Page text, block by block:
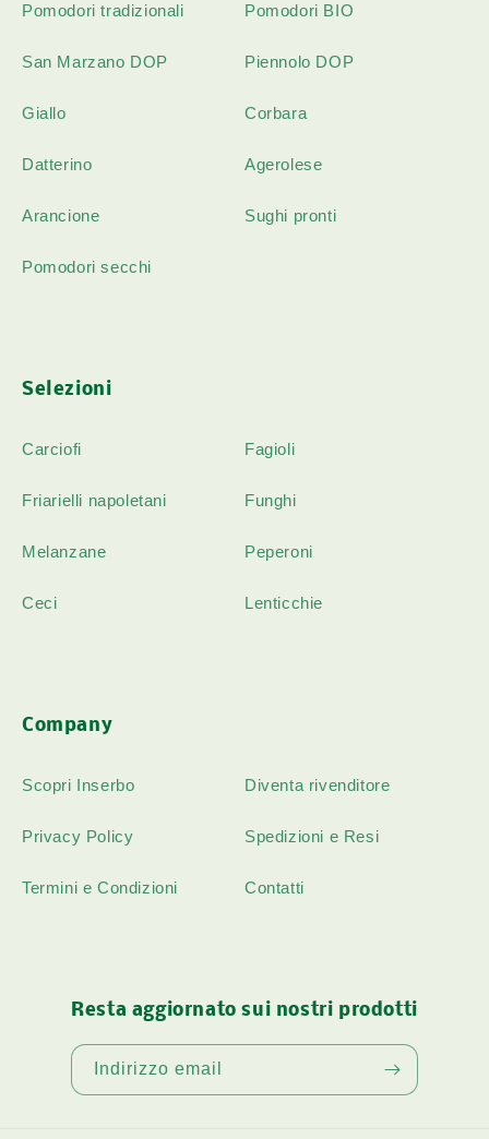
Pomodori tradizionali Pomodori BIO
San Marzano DOP Piennolo DOP
Giallo Corbara
Datterino Agerolese
Arancione Sughi pronti
Pomodori secchi
Selezioni
Carciofi Fagioli
Friarielli napoletani Funghi
Melanzane Peperoni
Ceci Lenticchie
Company
Scopri Inserbo Diventa rivenditore
Privacy Policy Spedizioni e Resi
Termini e Condizioni Contatti
Resta aggiornato sui nostri prodotti
Indirizzo email